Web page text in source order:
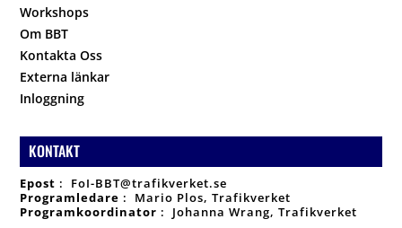
Workshops
Om BBT
Kontakta Oss
Externa länkar
Inloggning
KONTAKT
Epost : FoI-BBT@trafikverket.se
Programledare : Mario Plos, Trafikverket
Programkoordinator : Johanna Wrang, Trafikverket